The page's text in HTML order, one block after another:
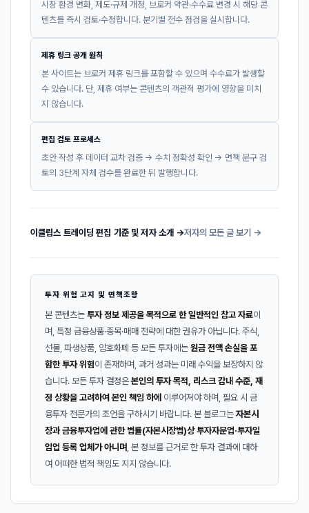
시장 환경 변화, 제도·규제 개정, 브로커 약관·수수료 변경 시 해당 콘
텐츠를 즉시 검토·수정합니다. 분기별 전수 점검을 실시합니다.
제휴 링크 공개 원칙
본 사이트는 브로커 제휴 링크를 포함할 수 있으며 수수료가 발생할
수 있습니다. 단, 제휴 여부는 콘텐츠의 객관적 평가에 영향을 미치
지 않습니다.
편집 검토 프로세스
초안 작성 후 데이터 교차 검증 → 수치 정확성 확인 → 면책 문구 검
토의 3단계 자체 검수를 완료한 뒤 발행합니다.
이클립스 트레이딩 편집 기준 및 저자 소개 →저자의 모든 글 보기 →
투자 위험 고지 및 면책조항
본 콘텐츠는 투자 정보 제공을 목적으로 한 일반적인 참고 자료이
며, 특정 금융상품·종목·매매 전략에 대한 권유가 아닙니다. 주식,
선물, 파생상품, 암호화폐 등 모든 투자에는 원금 전액 손실을 포
함한 투자 위험이 존재하며, 과거 성과는 미래 수익을 보장하지 않
습니다. 모든 투자 결정은본인의 투자 목적, 리스크 감내 수준, 재
정 상황을 고려하여 본인 책임 하에 이루어져야 하며, 필요 시 금
융투자 전문가의 조언을 구하시기 바랍니다. 본 블로그는 자본시
장과 금융투자업에 관한 법률(자본시장법)상 투자자문업·투자일
임업 등록 업체가 아니며 , 본 정보를 근거로 한 투자 결과에 대하
여 어떠한 법적 책임도 지지 않습니다.